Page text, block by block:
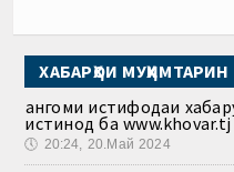
ХАБАРҲОИ МУҲИМТАРИН
Ҳангоми истифодаи
истинод ба
🕔 20:24, 20.Май 2024